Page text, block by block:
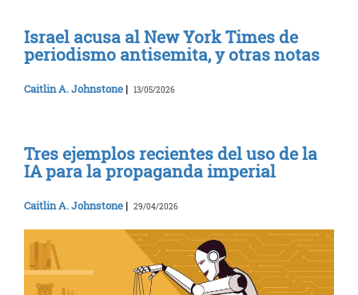
Israel acusa al New York Times de
periodismo antisemita, y otras notas
Caitlin A. Johnstone | 13/05/2026
Tres ejemplos recientes del uso de la
IA para la propaganda imperial
Caitlin A. Johnstone | 29/04/2026